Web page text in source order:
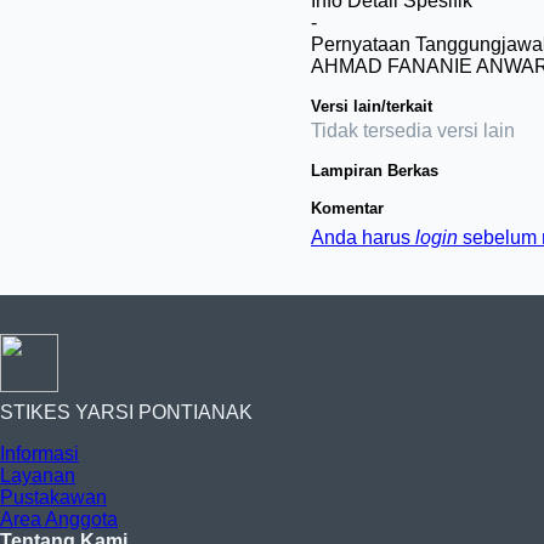
-
Pernyataan
AHMAD FANANIE
Versi lain/terkait
Tidak tersedia versi lain
Lampiran Berkas
Komentar
Anda harus login sebelum
STIKES YARSI PONTIANAK
Informasi
Layanan
Pustakawan
Area Anggota